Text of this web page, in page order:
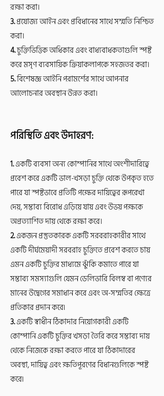
রক্ষা করা।
3.প্রযোজ্য আইন এবং প্রবিধানের সাথে সম্মতি নিশ্চিত
করা।
4.চুক্তিভিত্তিক অধিকার এবং বাধ্যবাধকতাগুলি স্পষ্ট
করে মসৃণ ব্যবসায়িক ক্রিয়াকলাপকে সহজতর করা।
5.বিশেষজ্ঞ আইনি পরামর্শের সাথে আপনার
আলোচনার অবস্থান উন্নত করা।
পরিস্থিতি এবং উদাহরণ:
1.একটি ব্যবসা অন্য কোম্পানির সাথে অংশীদারিত্বে
প্রবেশ করে একটি ভাল-খসড়া চুক্তি থেকে উপকৃত হতে
পারে যা স্পষ্টভাবে প্রতিটি পক্ষের দায়িত্বের রূপরেখা
দেয়, সম্ভাব্য বিরোধ এড়িয়ে যায় এবং উভয় পক্ষকে
অপ্রত্যাশিত দায় থেকে রক্ষা করে।
2.একজন প্রস্তুতকারক একটি সরবরাহকারীর সাথে
একটি দীর্ঘমেয়াদী সরবরাহ চুক্তিতে প্রবেশ করতে চায়
এমন একটি চুক্তির মাধ্যমে ঝুঁকি কমাতে পারে যা
সম্ভাব্য সমস্যাগুলি যেমন ডেলিভারি বিলম্ব বা পণ্যের
মানের উদ্বেগের সমাধান করে এবং অ-সম্মতির ক্ষেত্রে
প্রতিকার প্রদান করে৷
3.একটি স্বাধীন ঠিকাদার নিয়োগকারী একটি
কোম্পানি একটি চুক্তির খসড়া তৈরি করে সম্ভাব্য দায়
থেকে নিজেকে রক্ষা করতে পারে যা ঠিকাদারের
অবস্থা, দায়িত্ব এবং ক্ষতিপূরণের বিধানগুলিকে স্পষ্ট
করে৷